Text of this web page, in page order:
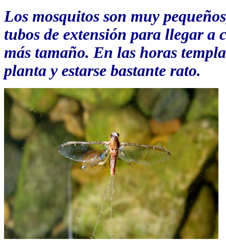
Los mosquitos son muy
tubos de extensión para llegar a
más tamaño. En las horas
planta y estarse bastante rato.